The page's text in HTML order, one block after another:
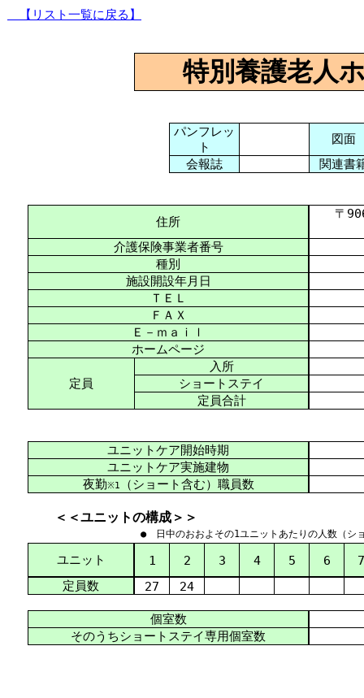
【リスト一覧に戻る】
特別養護老人
パンフレッ
ト
図面
会報誌
関連書
住所
〒
介護保険事業者番号
種別
施設開設年月日
ＴＥＬ
ＦＡＸ
Ｅ－ｍａｉｌ
ホームページ
定員
入所
ショートステイ
定員合計
ユニットケア開始時期
ユニットケア実施建物
夜勤※1 （ショート含む）職員数
＜＜ユニットの構成＞＞
● 日中のおおよその1ユニットあたりの人数（シ
ユニット 1 2 3 4 5 6
7
定員数
27 24
個室数
そのうちショートステイ専用個室数